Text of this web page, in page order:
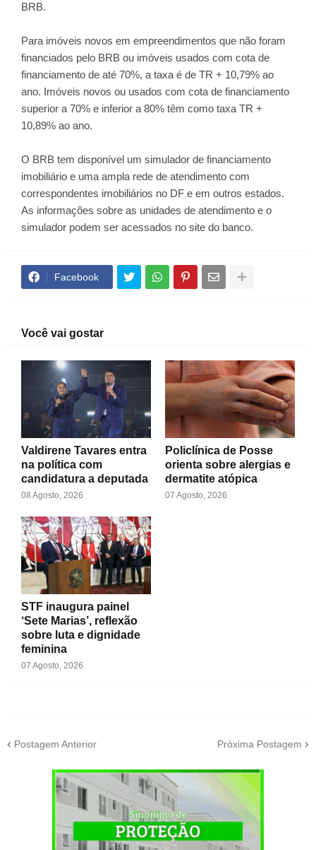
BRB.
Para imóveis novos em empreendimentos que não foram
financiados pelo BRB ou imóveis usados com cota de
financiamento de até 70%, a taxa é de TR + 10,79% ao
ano. Imóveis novos ou usados com cota de financiamento
superior a 70% e inferior a 80% têm como taxa TR +
10,89% ao ano.
O BRB tem disponível um simulador de financiamento
imobiliário e uma ampla rede de atendimento com
correspondentes imobiliários no DF e em outros estados.
As informações sobre as unidades de atendimento e o
simulador podem ser acessados no site do banco.
Facebook
Você vai gostar
Valdirene Tavares entra
na política com
candidatura a deputada
08 Agosto, 2026
Policlínica de Posse
orienta sobre alergias e
dermatite atópica
07 Agosto, 2026
STF inaugura painel
‘Sete Marias’, reflexão
sobre luta e dignidade
feminina
07 Agosto, 2026
Postagem Anterior Próxima Postagem